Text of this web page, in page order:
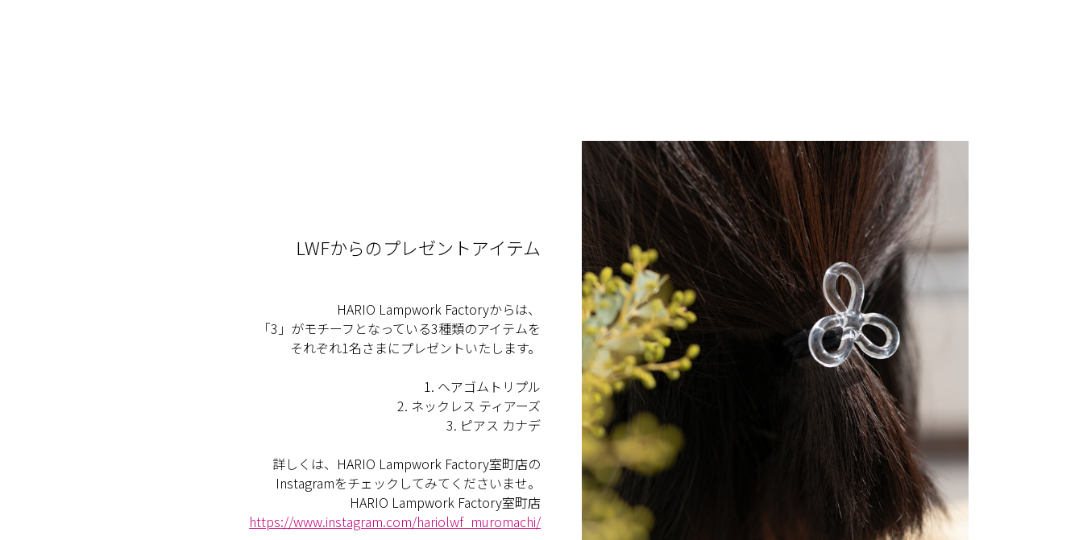
LWFからのプレゼントアイテム
HARIO Lampwork Factoryからは、
「3」がモチーフとなっている3種類のアイテムを
それぞれ1名さまにプレゼントいたします。
1. ヘアゴムトリプル
2. ネックレス ティアーズ
3. ピアス カナデ
詳しくは、HARIO Lampwork Factory室町店の
Instagramをチェックしてみてくださいませ。
HARIO Lampwork Factory室町店
https://www.instagram.com/hariolwf_muromachi/